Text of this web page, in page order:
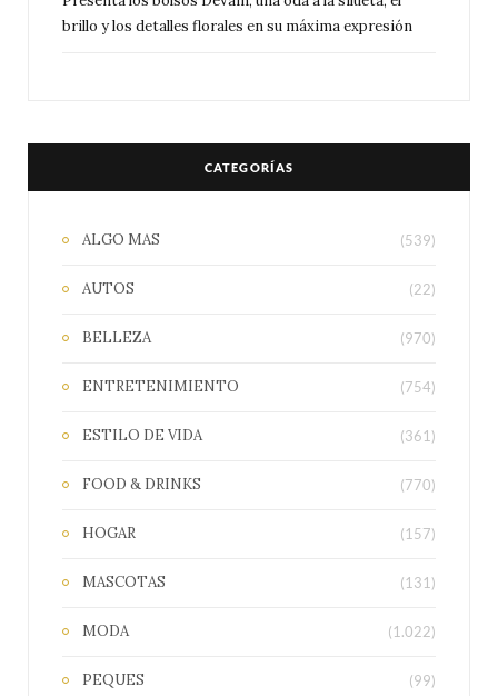
brillo y los detalles florales en su máxima expresión
CATEGORÍAS
ALGO MAS (539)
AUTOS (22)
BELLEZA (970)
ENTRETENIMIENTO (754)
ESTILO DE VIDA (361)
FOOD & DRINKS (770)
HOGAR (157)
MASCOTAS (131)
MODA (1.022)
PEQUES (99)